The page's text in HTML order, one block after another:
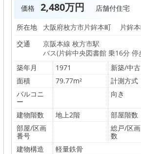
価格 2,480万円 店舗付住宅
所在地
大阪府枚方市片鉾本町 片鉾本
交通
京阪本線 枚方市駅
バス(片鉾中央図書館 乗16分 停
築年月
1971 新築/中古
面積
79.77m²
計測方式
バルコニ
ー
向き
建物階数 地上2階 部屋階数
部屋/区画
番号
総戸/区画
数
建物構造
軽量鉄骨